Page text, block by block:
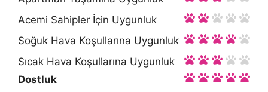
Acemi Sahipler İçin Uygunluk
Soğuk Hava Koşullarına Uygunluk
Sıcak Hava Koşullarına Uygunluk
Dostluk